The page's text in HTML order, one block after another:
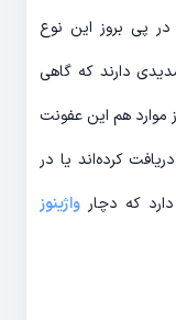
پی بروز این نوع
دارند که گاهی
موارد هم این عفونت
کرده‌اند یا در
دارد که دچار واژینوز